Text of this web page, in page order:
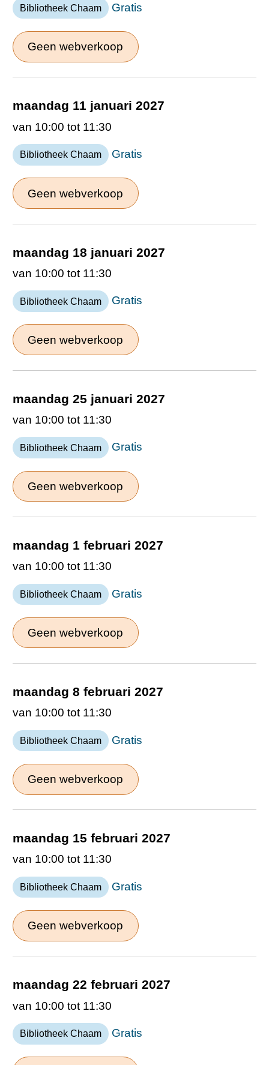
Bibliotheek Chaam Gratis
Geen webverkoop
maandag 11 januari 2027
van 10:00 tot 11:30
Bibliotheek Chaam Gratis
Geen webverkoop
maandag 18 januari 2027
van 10:00 tot 11:30
Bibliotheek Chaam Gratis
Geen webverkoop
maandag 25 januari 2027
van 10:00 tot 11:30
Bibliotheek Chaam Gratis
Geen webverkoop
maandag 1 februari 2027
van 10:00 tot 11:30
Bibliotheek Chaam Gratis
Geen webverkoop
maandag 8 februari 2027
van 10:00 tot 11:30
Bibliotheek Chaam Gratis
Geen webverkoop
maandag 15 februari 2027
van 10:00 tot 11:30
Bibliotheek Chaam Gratis
Geen webverkoop
maandag 22 februari 2027
van 10:00 tot 11:30
Bibliotheek Chaam Gratis